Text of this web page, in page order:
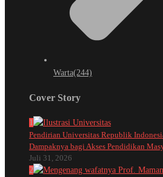
Warta(244)
Cover Story
1
Pendirian Universitas Republik
Dampaknya bagi Akses Pendidikan
Juli 31, 2026
2